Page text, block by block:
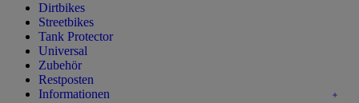
Dirtbikes
Streetbikes
Tank Protector
Universal
Zubehör
Restposten
Informationen